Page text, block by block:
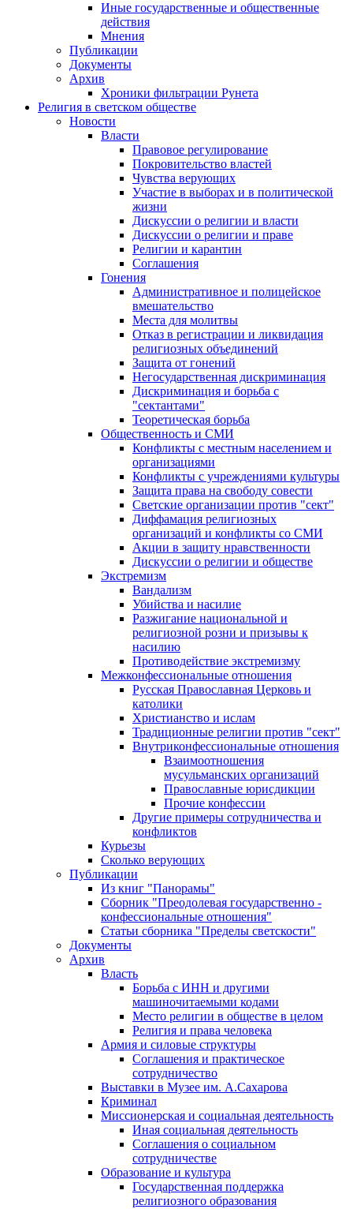
Иные государственные и общественные
действия
Мнения
Публикации
Документы
Архив
Хроники фильтрации Рунета
Религия в светском обществе
Новости
Власти
Правовое регулирование
Покровительство властей
Чувства верующих
Участие в выборах и в политической
жизни
Дискуссии о религии и власти
Дискуссии о религии и праве
Религии и карантин
Соглашения
Гонения
Административное и полицейское
вмешательство
Места для молитвы
Отказ в регистрации и ликвидация
религиозных объединений
Защита от гонений
Негосударственная дискриминация
Дискриминация и борьба с
"сектантами"
Теоретическая борьба
Общественность и СМИ
Конфликты с местным населением и
организациями
Конфликты с учреждениями культуры
Защита права на свободу совести
Светские организации против "сект"
Диффамация религиозных
организаций и конфликты со СМИ
Акции в защиту нравственности
Дискуссии о религии и обществе
Экстремизм
Вандализм
Убийства и насилие
Разжигание национальной и
религиозной розни и призывы к
насилию
Противодействие экстремизму
Межконфессиональные отношения
Русская Православная Церковь и
католики
Христианство и ислам
Традиционные религии против "сект"
Внутриконфессиональные отношения
Взаимоотношения
мусульманских организаций
Православные юрисдикции
Прочие конфессии
Другие примеры сотрудничества и
конфликтов
Курьезы
Сколько верующих
Публикации
Из книг "Панорамы"
Сборник "Преодолевая государственно -
конфессиональные отношения"
Статьи сборника "Пределы светскости"
Документы
Архив
Власть
Борьба с ИНН и другими
машиночитаемыми кодами
Место религии в обществе в целом
Религия и права человека
Армия и силовые структуры
Соглашения и практическое
сотрудничество
Выставки в Музее им. А.Сахарова
Криминал
Миссионерская и социальная деятельность
Иная социальная деятельность
Соглашения о социальном
сотрудничестве
Образование и культура
Государственная поддержка
религиозного образования